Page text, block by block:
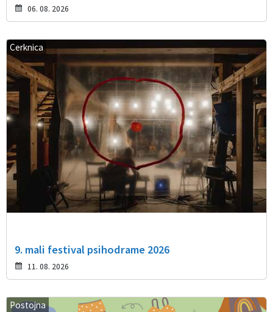
06. 08. 2026
Cerknica
9. mali festival psihodrame 2026
11. 08. 2026
Postojna